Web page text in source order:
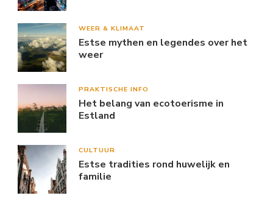
WEER & KLIMAAT
Estse mythen en legendes over het
weer
PRAKTISCHE INFO
Het belang van ecotoerisme in
Estland
CULTUUR
Estse tradities rond huwelijk en
familie